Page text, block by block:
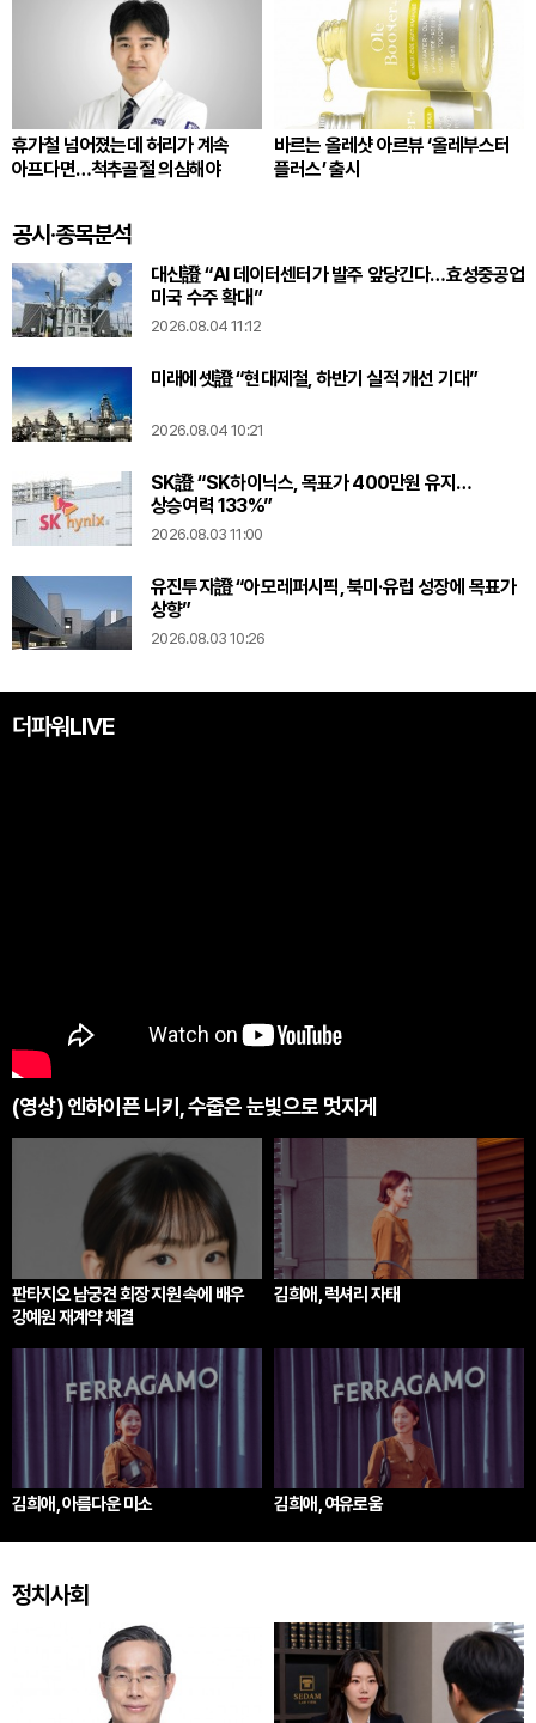
휴가철 넘어졌는데 허리가 계속
아프다면…척추골절 의심해야
바르는 올레샷 아르뷰 ‘올레부스터
플러스’ 출시
공시·종목분석
대신證 “AI 데이터센터가 발주 앞당긴다…효성중공업
미국 수주 확대”
2026.08.04 11:12
미래에셋證 “현대제철, 하반기 실적 개선 기대”
2026.08.04 10:21
SK證 “SK하이닉스, 목표가 400만원 유지…
상승여력 133%”
2026.08.03 11:00
유진투자證 “아모레퍼시픽, 북미·유럽 성장에 목표가
상향”
2026.08.03 10:26
더파워LIVE
(영상) 엔하이픈 니키, 수줍은 눈빛으로 멋지게
판타지오 남궁견 회장 지원 속에 배우
강예원 재계약 체결
김희애, 럭셔리 자태
김희애, 아름다운 미소 김희애, 여유로움
정치사회